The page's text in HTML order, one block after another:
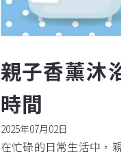
親子香薰沐
時間
2025年07月02日
在忙碌的日常生活中，